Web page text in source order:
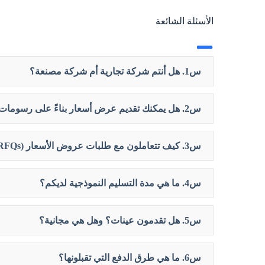
الأسئلة الشائعة
س1. هل أنتم شركة تجارية أم شركة مصنعة؟
س2. هل يمكنك تقديم عرض أسعار بناءً على رسومات ثلاثية الأبعاد؟
س3. كيف تتعاملون مع طلبات عروض الأسعار (RFQs)؟
س4. ما هي مدة التسليم النموذجية لديكم؟
س5. هل تقدمون عينات؟ وهل هي مجانية؟
س6. ما هي طرق الدفع التي تقبلونها؟